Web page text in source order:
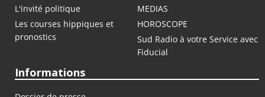
L'invité politique
MEDIAS
Les courses hippiques et
pronostics
HOROSCOPE
Sud Radio à votre Service avec
Fiducial
Informations